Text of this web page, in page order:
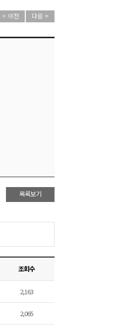
< 이전 다음 >
목록보기
조회수
2,163
2,065